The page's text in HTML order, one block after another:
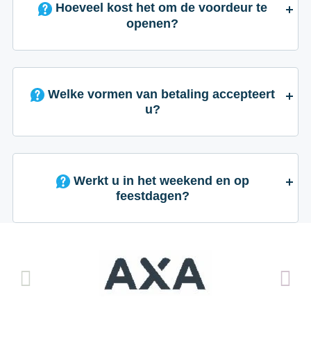
Hoeveel kost het om de voordeur te
openen?
Welke vormen van betaling accepteert
u?
Werkt u in het weekend en op
feestdagen?